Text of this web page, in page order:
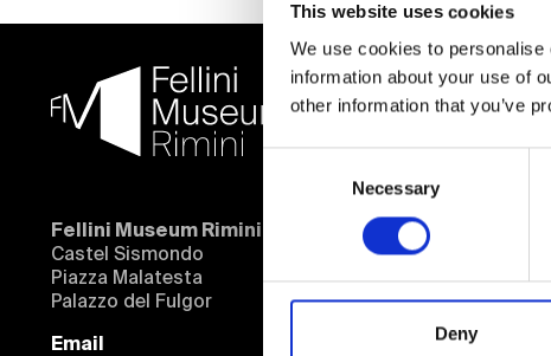
This website uses cookies
We use cookies to
information about your use of
other information that you’ve
Necessary
Deny
Fellini Museum Rimini
Castel Sismondo
Piazza Malatesta
Palazzo del Fulgor
Email